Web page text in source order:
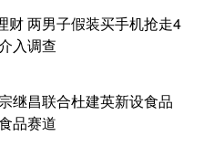
财 两男子假装买手机抢走4
入调查
继昌联合杜建英新设食品
品赛道